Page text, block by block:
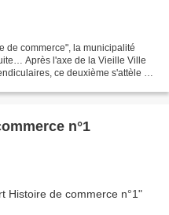
de commerce", la municipalité
Après l'axe de la Vieille Ville
ce deuxième s'attèle à
n°1